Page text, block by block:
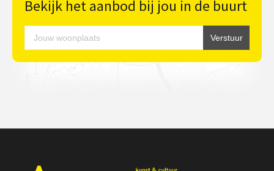
Bekijk het aanbod bij jou in de buurt